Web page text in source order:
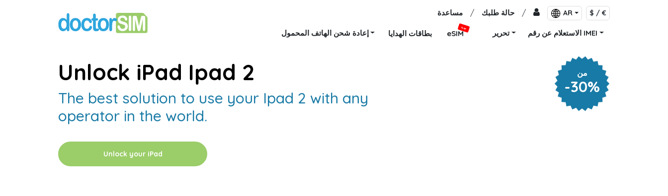
مساعدة / حالة طلبك / AR $ / €
إعادة شحن الهاتف المحمول بطاقات الهدايا eSIM
جديد
تحرير الاستعلام عن رقم IMEI
من
-30%
Unlock iPad Ipad 2
The best solution to use your Ipad 2 with any
operator in the world.
Unlock your iPad